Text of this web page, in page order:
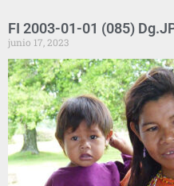
FI 2003-01-01 (085)
junio 17, 2023